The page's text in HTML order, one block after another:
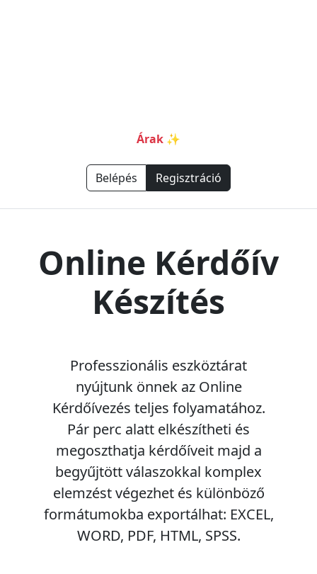
Árak ✨
Belépés Regisztráció
Online Kérdőív
Készítés
Professzionális eszköztárat
nyújtunk önnek az Online
Kérdőívezés teljes folyamatához.
Pár perc alatt elkészítheti és
megoszthatja kérdőíveit majd a
begyűjtött válaszokkal komplex
elemzést végezhetés különböző
formátumokba exportálhat: EXCEL,
WORD, PDF, HTML, SPSS.